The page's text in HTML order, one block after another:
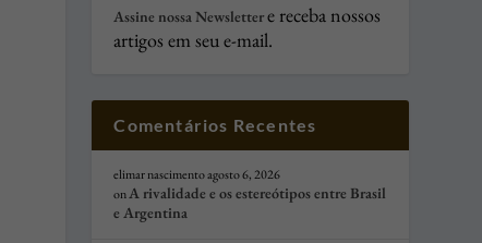
Assine nossa Newslettere receba nossos
artigos em seu e-mail.
Comentários Recentes
elimar nascimentoagosto 6, 2026
onA rivalidade e os estereótipos entre Brasil
e Argentina